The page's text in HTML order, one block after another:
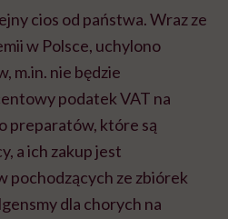
cios od państwa. Wraz ze
w Polsce, uchylono
m.in. nie będzie
podatek VAT na
preparatów, które są
a ich zakup jest
pochodzących ze zbiórek
dla chorych na